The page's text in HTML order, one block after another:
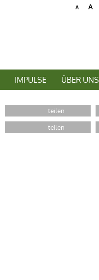
A A
IMPULSE ÜBER UNS